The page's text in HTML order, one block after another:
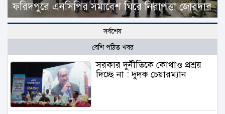
ফরিদপুরে এনসিপির সমাবেশ ঘিরে নিরাপত্তা জোরদার
সর্বশেষ
বেশি পঠিত খবর
সরকার দুর্নীতিকে কোথাও প্রশ্রয়
দিচ্ছে না : দুদক চেয়ারম্যান